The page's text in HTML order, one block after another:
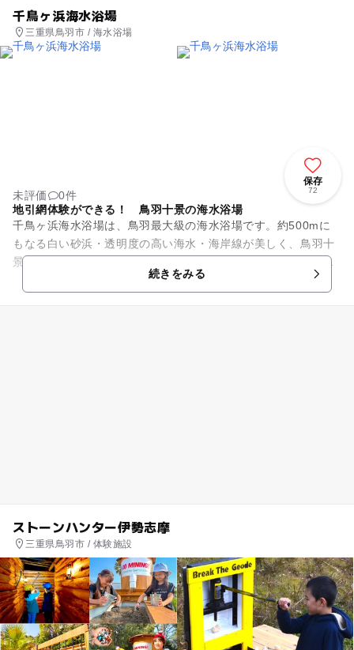
千鳥ヶ浜海水浴場
三重県鳥羽市 / 海水浴場
保存
72
未評価
0件
地引網体験ができる！ 鳥羽十景の海水浴場
千鳥ヶ浜海水浴場は、鳥羽最大級の海水浴場です。約500mに
もなる白い砂浜・透明度の高い海水・海岸線が美しく、鳥羽十
景にも選ばれるほど！ 遠浅の海岸なので、小さな子どもも安
心して海水浴が楽しめます...続きをみる
ストーンハンター伊勢志摩
三重県鳥羽市 / 体験施設